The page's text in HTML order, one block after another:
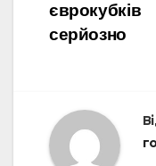
єврокубків
серйозно